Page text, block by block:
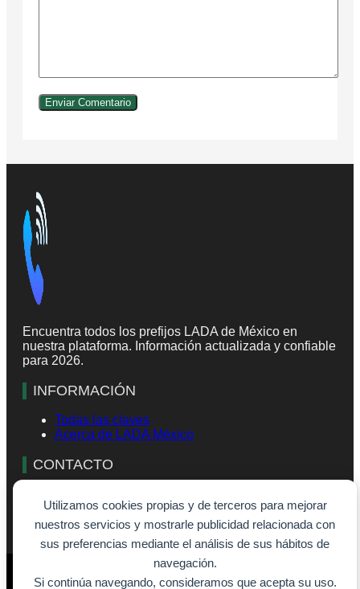
Encuentra todos los prefijos LADA de México en
nuestra plataforma. Información actualizada y confiable
para 2026.
INFORMACIÓN
Todas las claves
Acerca de LADA México
CONTACTO
Formulario de contacto
© 2026 - SiempreVisible.com
Utilizamos cookies propias y de terceros para mejorar
nuestros servicios y mostrarle publicidad relacionada con
sus preferencias mediante el análisis de sus hábitos de
navegación.
Si continúa navegando, consideramos que acepta su uso.